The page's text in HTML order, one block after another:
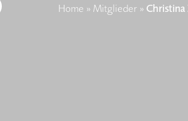
Home » Mitglieder»